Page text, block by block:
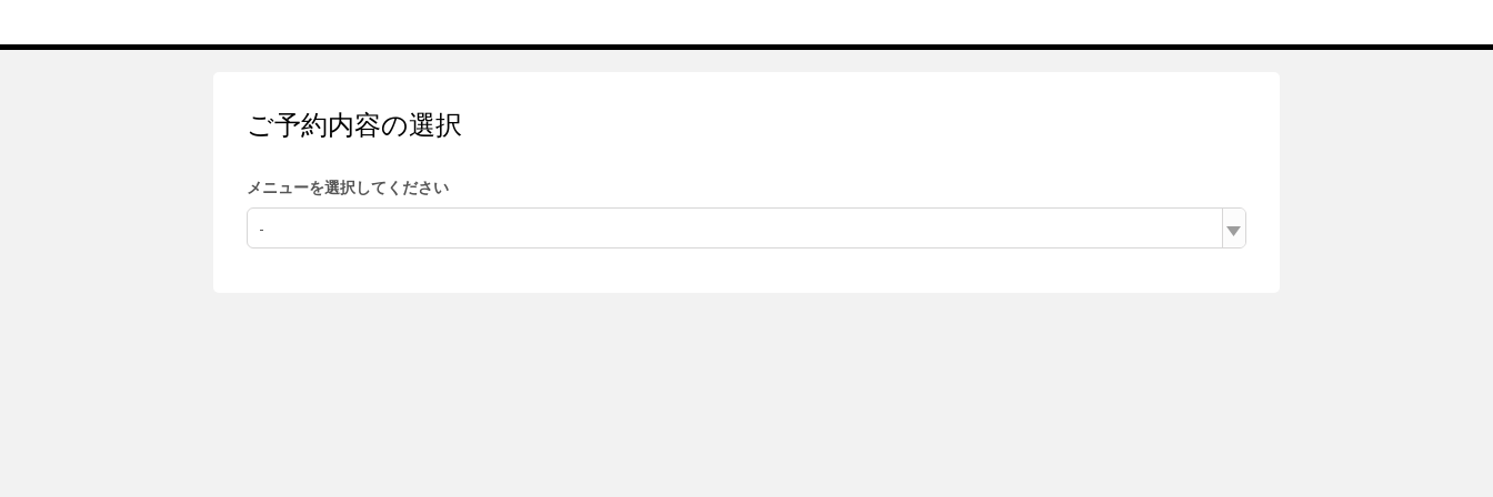
ご予約内容の選択
メニューを選択してください
-